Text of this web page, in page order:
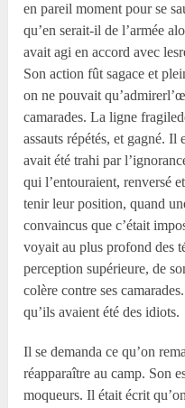
en pareil moment pour se
qu’en serait-il de l’armée
avait agi en accord avec
Son action fût sagace et
on ne pouvait
camarades. La ligne
assauts répétés, et gagné.
avait été trahi par
qui l’entouraient, renversé
tenir leur position, quand
convaincus que c’était
voyait au plus profond des
perception supérieure, de
colère contre ses
qu’ils avaient été des idiots.
Il se demanda ce qu’on
réapparaître au camp. Son
moqueurs. Il était écrit